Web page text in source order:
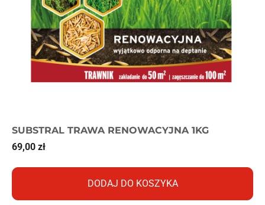
SUBSTRAL TRAWA RENOWACYJNA 1KG
69,00 zł
DODAJ DO KOSZYKA